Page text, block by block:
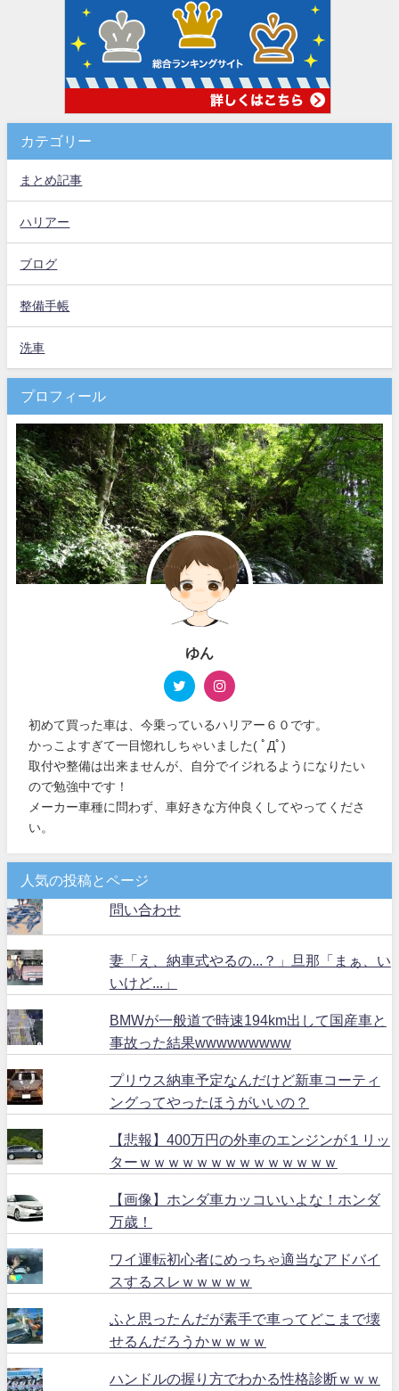
カテゴリー
まとめ記事
ハリアー
ブログ
整備手帳
洗車
プロフィール
ゆん
初めて買った車は、今乗っているハリアー６０です。
かっこよすぎて一目惚れしちゃいました( ﾟДﾟ)
取付や整備は出来ませんが、自分でイジれるようになりたい
ので勉強中です！
メーカー車種に問わず、車好きな方仲良くしてやってくださ
い。
人気の投稿とページ
問い合わせ
妻「え、納車式やるの...？」旦那「まぁ、い
いけど...」
BMWが一般道で時速194km出して国産車と
事故った結果wwwwwwwww
プリウス納車予定なんだけど新車コーティ
ングってやったほうがいいの？
【悲報】400万円の外車のエンジンが１リッ
ターｗｗｗｗｗｗｗｗｗｗｗｗｗｗ
【画像】ホンダ車カッコいいよな！ホンダ
万歳！
ワイ運転初心者にめっちゃ適当なアドバイ
スするスレｗｗｗｗｗ
ふと思ったんだが素手で車ってどこまで壊
せるんだろうかｗｗｗｗ
ハンドルの握り方でわかる性格診断ｗｗｗ